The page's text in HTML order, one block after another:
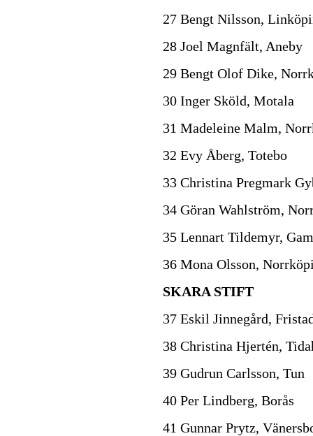
27 Bengt Nilsson,
28 Joel Magnfält, Aneby
29 Bengt Olof Dike,
30 Inger Sköld, Motala
31 Madeleine Malm,
32 Evy Åberg, Totebo
33 Christina Pregmark
34 Göran Wahlström,
35 Lennart Tildemyr,
36 Mona Olsson,
SKARA STIFT
37 Eskil Jinnegård,
38 Christina Hjertén,
39 Gudrun Carlsson, Tun
40 Per Lindberg, Borås
41 Gunnar Prytz,